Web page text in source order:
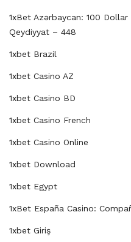
1xBet Azərbaycan: 100
Qeydiyyat – 448
1xbet Brazil
1xbet Casino AZ
1xbet Casino BD
1xbet Casino French
1xbet Casino Online
1xbet Download
1xbet Egypt
1xBet España Casino:
1xbet Giriş